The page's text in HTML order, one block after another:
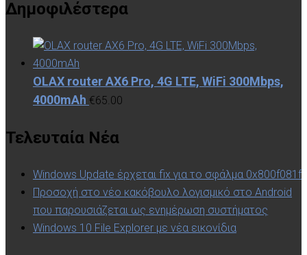
Δημοφιλέστερα
OLAX router AX6 Pro, 4G LTE, WiFi 300Mbps,
4000mAh €65.00
Τελευταία Νέα
Windows Update έρχεται fix για το σφάλμα 0x800f081f
Προσοχή στο νέο κακόβουλο λογισμικό στο Android
που παρουσιάζεται ως ενημέρωση συστήματος
Windows 10 File Explorer με νέα εικονίδια